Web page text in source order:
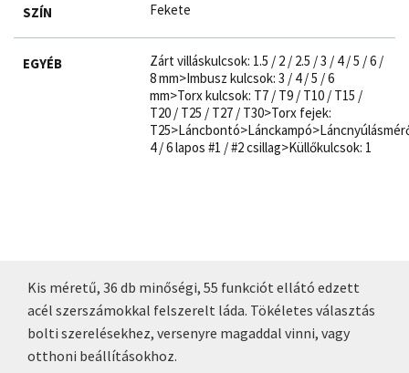
SZÍN Fekete
EGYÉB
Zárt villáskulcsok: 1.5 / 2 / 2.5 / 3 / 4 / 5 / 6 /
8 mm>Imbusz kulcsok: 3 / 4 / 5 / 6
mm>Torx kulcsok: T7 / T9 / T10 / T15 /
T20 / T25 / T27 / T30>Torx fejek:
4 / 6 lapos #1 / #2 csillag>Küllőkulcsok: 1
Kis méretű, 36 db minőségi, 55 funkciót ellátó edzett
acél szerszámokkal felszerelt láda. Tökéletes választás
bolti szerelésekhez, versenyre magaddal vinni, vagy
otthoni beállításokhoz.